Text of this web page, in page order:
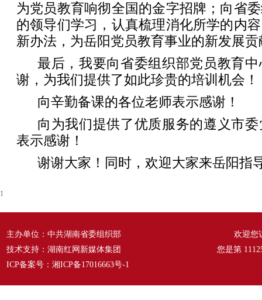
为党员教育响彻全国的金字招牌；向省
的领导们学习，认真梳理消化所学的内
新办法，为岳阳党员教育事业的新发展
最后，我要向省委组织部党员教育
谢，为我们提供了如此珍贵的培训机会！
向辛勤备课的各位老师表示感谢！
向为我们提供了优质服务的遵义市
表示感谢！
谢谢大家！同时，欢迎大家来岳阳指
1
主办单位：中共湖南省委组织部
技术支持：湖南红网新媒体集团
ICP备案号： 湘ICP备17016663号-1
欢迎您
您是第